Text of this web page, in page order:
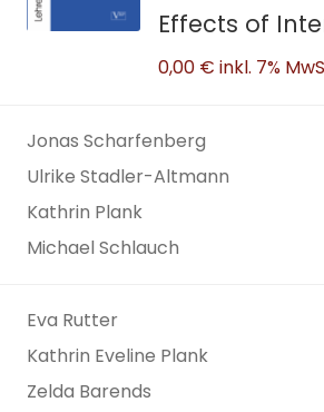
Effects of
0,00 € inkl. 7%
Jonas Scharfenberg
Ulrike Stadler-Altmann
Kathrin Plank
Michael Schlauch
Eva Rutter
Kathrin Eveline Plank
Zelda Barends